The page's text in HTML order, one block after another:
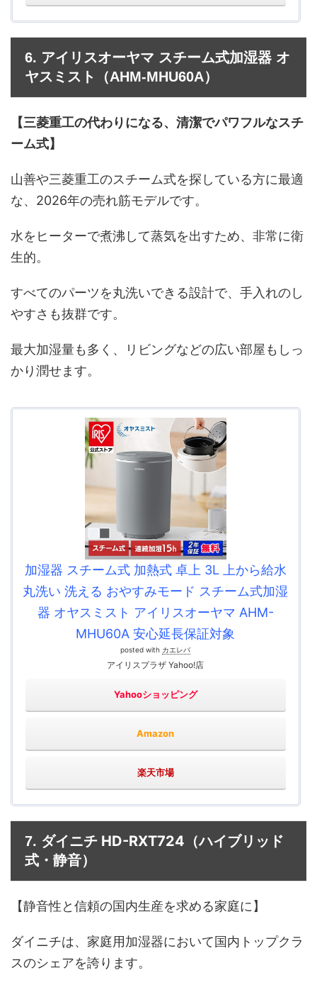
6. アイリスオーヤマ スチーム式加湿器 オ
ヤスミスト（AHM-MHU60A）
【三菱重工の代わりになる、清潔でパワフルなスチ
ーム式】
山善や三菱重工のスチーム式を探している方に最適
な、2026年の売れ筋モデルです。
水をヒーターで煮沸して蒸気を出すため、非常に衛
生的。
すべてのパーツを丸洗いできる設計で、手入れのし
やすさも抜群です。
最大加湿量も多く、リビングなどの広い部屋もしっ
かり潤せます。
加湿器 スチーム式 加熱式 卓上 3L 上から給水
丸洗い 洗える おやすみモード スチーム式加湿
器 オヤスミスト アイリスオーヤマ AHM-
MHU60A 安心延長保証対象
posted with カエレバ
アイリスプラザ Yahoo!店
Yahooショッピング
Amazon
楽天市場
7. ダイニチ HD-RXT724 （ハイブリッド
式・静音）
【静音性と信頼の国内生産を求める家庭に】
ダイニチは、家庭用加湿器において国内トップクラ
スのシェアを誇ります。